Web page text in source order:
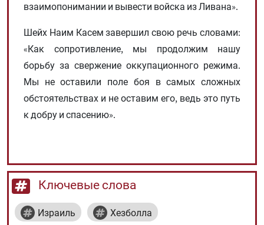
взаимопонимании и вывести войска из Ливана».
Шейх Наим Касем завершил свою речь словами:
«Как сопротивление, мы продолжим нашу
борьбу за свержение оккупационного режима.
Мы не оставили поле боя в самых сложных
обстоятельствах и не оставим его, ведь это путь
к добру и спасению».
Ключевые слова
Израиль Хезболла